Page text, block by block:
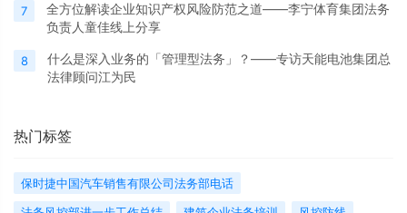
7
全方位解读企业知识产权风险防范之道——李宁体育集团法务
负责人童佳线上分享
8
什么是深入业务的「管理型法务」？——专访天能电池集团总
法律顾问江为民
热门标签
保时捷中国汽车销售有限公司法务部电话